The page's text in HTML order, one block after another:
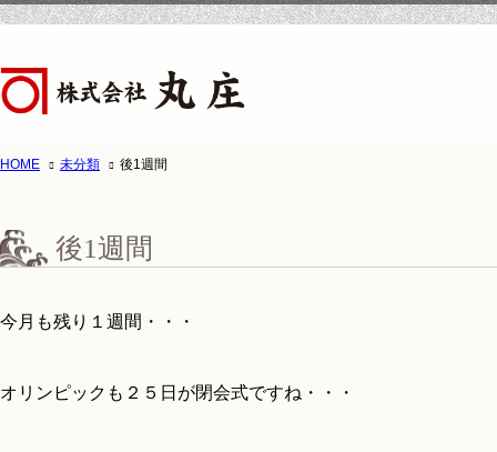
HOME 未分類 後1週間
後1週間
今月も残り１週間・・・
オリンピックも２５日が閉会式ですね・・・